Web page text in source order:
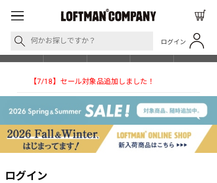
ログイン
SHOP LIST
【NEEDLESの別注】50周年 H.D. Track Pant
ログイン